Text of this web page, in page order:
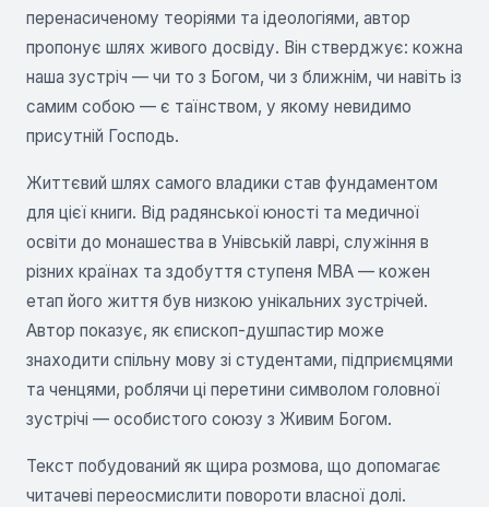
перенасиченому теоріями та ідеологіями, автор
пропонує шлях живого досвіду. Він стверджує: кожна
наша зустріч — чи то з Богом, чи з ближнім, чи навіть із
самим собою — є таїнством, у якому невидимо
присутній Господь.
Життєвий шлях самого владики став фундаментом
для цієї книги. Від радянської юності та медичної
освіти до монашества в Унівській лаврі, служіння в
різних країнах та здобуття ступеня MBA — кожен
етап його життя був низкою унікальних зустрічей.
Автор показує, як єпископ-душпастир може
знаходити спільну мову зі студентами, підприємцями
та ченцями, роблячи ці перетини символом головної
зустрічі — особистого союзу з Живим Богом.
Текст побудований як щира розмова, що допомагає
читачеві переосмислити повороти власної долі.